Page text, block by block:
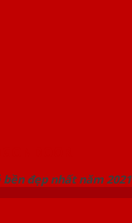
đẹp nhất năm 2021